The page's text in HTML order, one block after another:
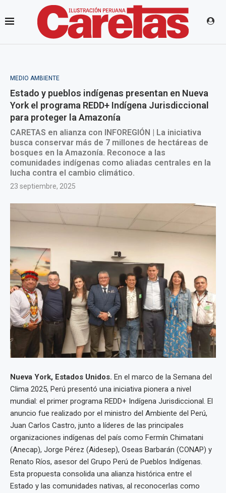
MEDIO AMBIENTE
Estado y pueblos indígenas presentan en Nueva
York el programa REDD+ Indígena Jurisdiccional
para proteger la Amazonía
CARETAS en alianza con INFOREGIÓN | La iniciativa
busca conservar más de 7 millones de hectáreas de
bosques en la Amazonía. Reconoce a las
comunidades indígenas como aliadas centrales en la
lucha contra el cambio climático.
23 septiembre, 2025
Nueva York, Estados Unidos. En el marco de la Semana del
Clima 2025, Perú presentó una iniciativa pionera a nivel
mundial: el primer programa REDD+ Indígena Jurisdiccional. El
anuncio fue realizado por el ministro del Ambiente del Perú,
Juan Carlos Castro, junto a líderes de las principales
organizaciones indígenas del país como Fermín Chimatani
(Anecap), Jorge Pérez (Aidesep), Oseas Barbarán (CONAP) y
Renato Ríos, asesor del Grupo Perú de Pueblos Indígenas.
Esta propuesta consolida una alianza histórica entre el
Estado y las comunidades nativas, al reconocerlas como